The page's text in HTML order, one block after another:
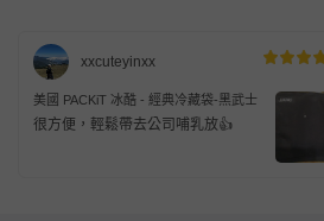
xxcuteyinxx
美國 PACKiT 冰酷 - 經典冷藏袋-黑武士
很方便，輕鬆帶去公司哺乳放👍